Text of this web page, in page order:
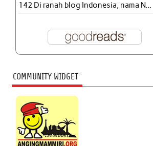
142 Di ranah blog Indonesia, nama N...
COMMUNITY WIDGET